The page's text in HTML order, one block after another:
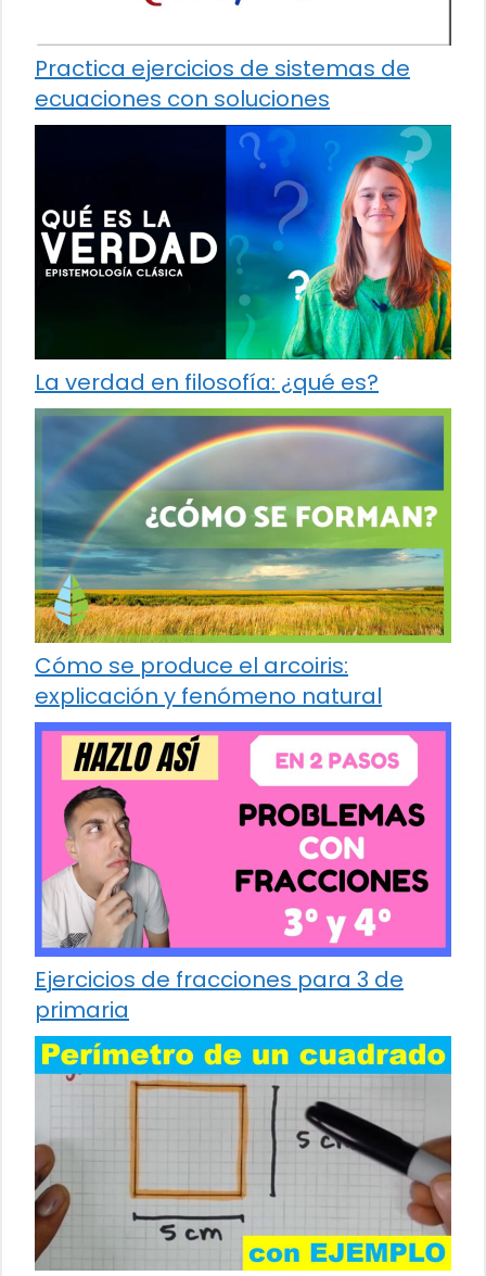
Practica ejercicios de sistemas de
ecuaciones con soluciones
La verdad en filosofía: ¿qué es?
Cómo se produce el arcoiris:
explicación y fenómeno natural
Ejercicios de fracciones para 3 de
primaria